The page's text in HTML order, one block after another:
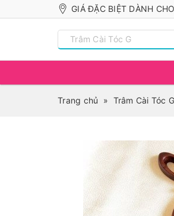
GIÁ ĐẶC BIỆT DÀNH
Trang chủ » Trâm Cài Tóc